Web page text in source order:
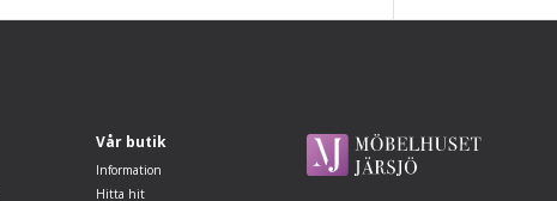
Vår butik
Information
Hitta hit